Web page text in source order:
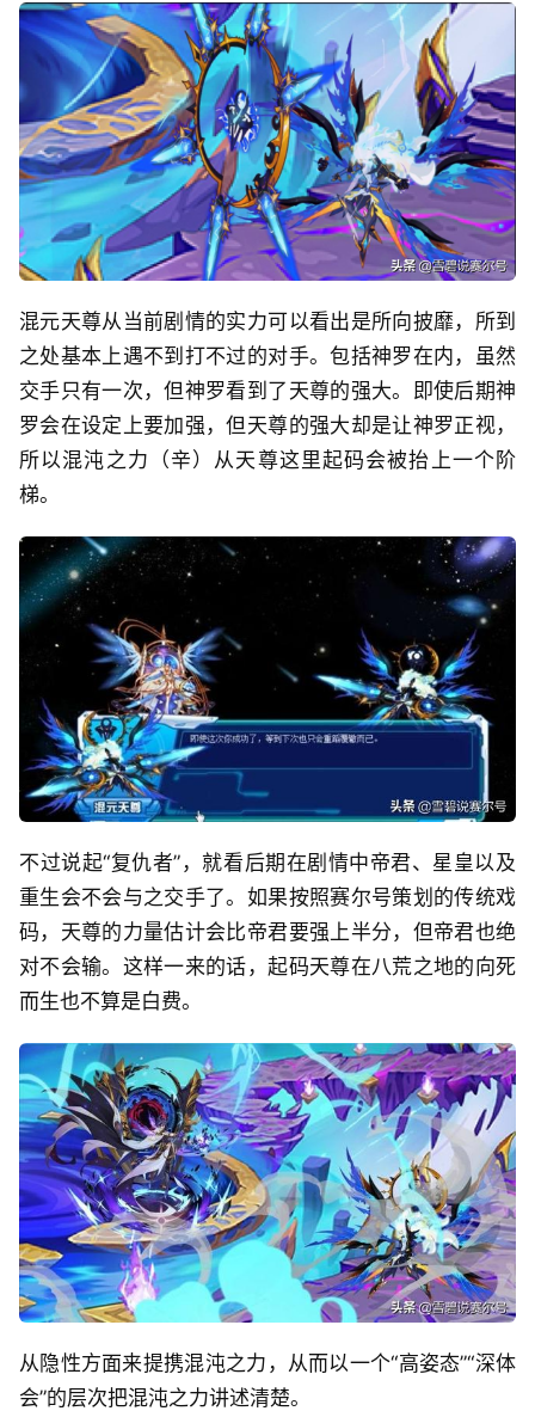
混元天尊从当前剧情的实力可以看出是所向披靡，所到
之处基本上遇不到打不过的对手。包括神罗在内，虽然
交手只有一次，但神罗看到了天尊的强大。即使后期神
罗会在设定上要加强，但天尊的强大却是让神罗正视，
所以混沌之力（辛）从天尊这里起码会被抬上一个阶
梯。
不过说起“复仇者”，就看后期在剧情中帝君、星皇以及
重生会不会与之交手了。如果按照赛尔号策划的传统戏
码，天尊的力量估计会比帝君要强上半分，但帝君也绝
对不会输。这样一来的话，起码天尊在八荒之地的向死
而生也不算是白费。
从隐性方面来提携混沌之力，从而以一个“高姿态”“深体
会”的层次把混沌之力讲述清楚。